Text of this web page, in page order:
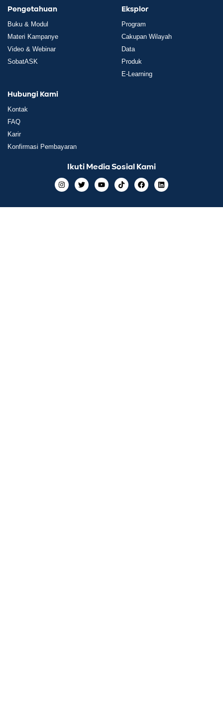
Pengetahuan
Buku & Modul
Materi Kampanye
Video & Webinar
SobatASK
Eksplor
Program
Cakupan Wilayah
Data
Produk
E-Learning
Hubungi Kami
Kontak
FAQ
Karir
Konfirmasi Pembayaran
Ikuti Media Sosial Kami